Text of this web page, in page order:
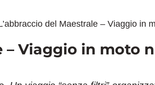
del Maestrale – Viaggio in
– Viaggio in moto